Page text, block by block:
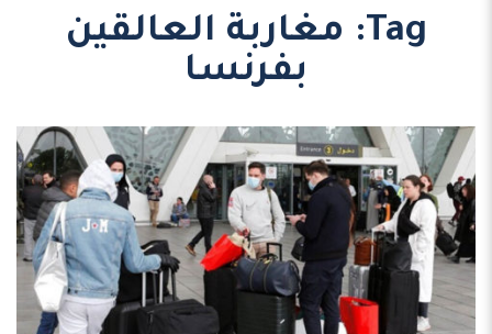
Tag:
مغاربة العالقين
بفرنسا